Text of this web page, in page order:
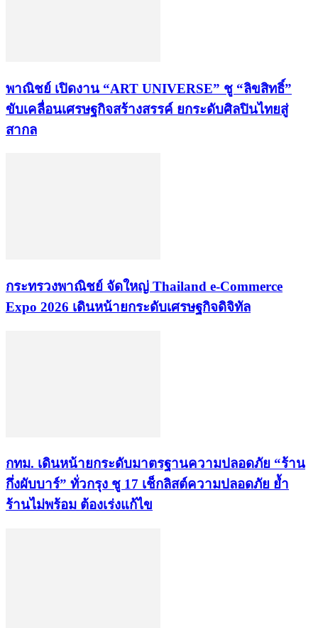
พาณิชย์ เปิดงาน “ART UNIVERSE” ชู “ลิขสิทธิ์”
ขับเคลื่อนเศรษฐกิจสร้างสรรค์ ยกระดับศิลปินไทยสู่
สากล
กระทรวงพาณิชย์ จัดใหญ่ Thailand e-Commerce
Expo 2026 เดินหน้ายกระดับเศรษฐกิจดิจิทัล
กทม. เดินหน้ายกระดับมาตรฐานความปลอดภัย “ร้าน
กึ่งผับบาร์” ทั่วกรุง ชู 17 เช็กลิสต์ความปลอดภัย ย้ำ
ร้านไม่พร้อม ต้องเร่งแก้ไข